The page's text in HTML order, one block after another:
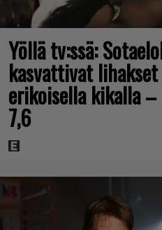
Yöllä tv:ssä:
kasvattivat
erikoisella kikalla –
7,6